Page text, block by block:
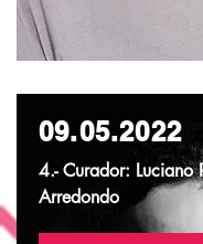
09.05.2022
4.- Curador: Luciano
Arredondo